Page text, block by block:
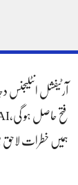
آرٹیفشل
ہمیں خطرات لاحق